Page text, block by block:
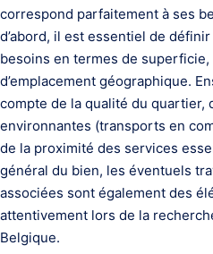
correspond parfaitement à ses
d’abord, il est essentiel de
besoins en termes de
d’emplacement géographique.
compte de la qualité du quartier,
environnantes (transports en
de la proximité des services
général du bien, les éventuels
associées sont également des
attentivement lors de la
Belgique.